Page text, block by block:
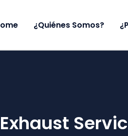
¿Quiénes Somos?